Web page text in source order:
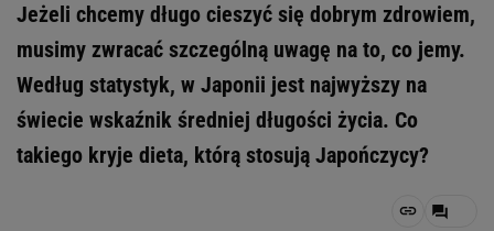
Jeżeli chcemy długo cieszyć się dobrym zdrowiem,
musimy zwracać szczególną uwagę na to, co jemy.
Według statystyk, w Japonii jest najwyższy na
świecie wskaźnik średniej długości życia. Co
takiego kryje dieta, którą stosują Japończycy?